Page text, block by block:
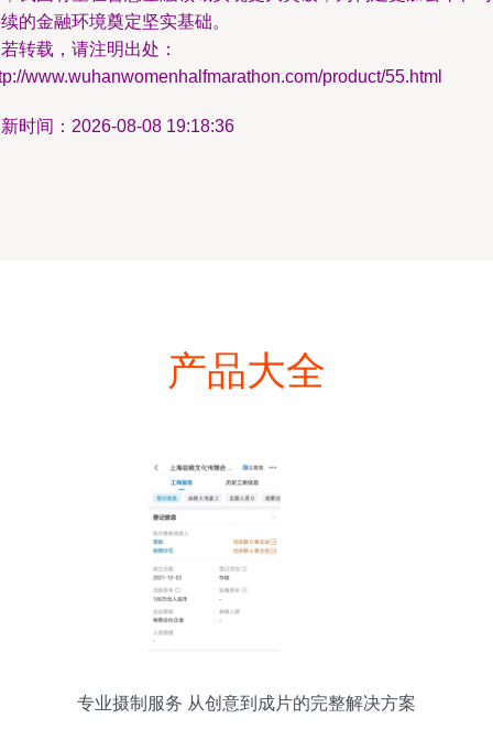
的金融环境奠定坚实基础。
转载，请注明出处：
www.wuhanwomenhalfmarathon.com/product/55.html
时间：2026-08-08 19:18:36
产品大全
专业摄制服务 从创意到成片的完整解决方案